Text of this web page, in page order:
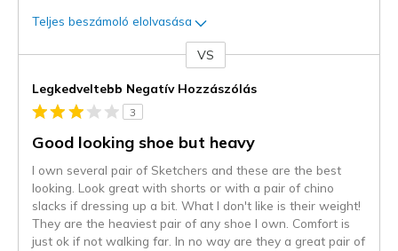
Teljes beszámoló elolvasása
VS
Legkedveltebb Negatív Hozzászólás
3
Good looking shoe but heavy
I own several pair of Sketchers and these are the best
looking. Look great with shorts or with a pair of chino
slacks if dressing up a bit. What I don't like is their weight!
They are the heaviest pair of any shoe I own. Comfort is
just ok if not walking far. In no way are they a great pair of